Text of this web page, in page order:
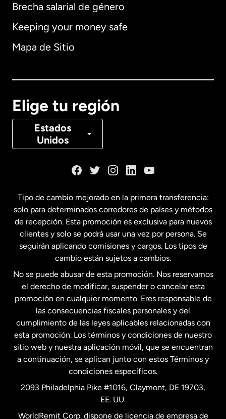
Brecha salarial de género
Keeping your money safe
Mapa de Sitio
Elige tu región
Estados
Unidos
Alemania
Canadá Français
Estados Unidos English
Estados Unidos Español
Francia
Malasia
Nueva Zelanda
Países Bajos
Tipo de cambio mejorado en la primera transferencia:
solo para determinados corredores de países y métodos
de recepción. Esta promoción es exclusiva para nuevos
clientes y solo se podrá usar una vez por persona. Se
seguirán aplicando comisiones y cargos. Los tipos de
cambio están sujetos a cambios.
No se puede abusar de esta promoción. Nos reservamos
el derecho de modificar, suspender o cancelar esta
promoción en cualquier momento. Eres responsable de
las consecuencias fiscales personales y del
cumplimiento de las leyes aplicables relacionadas con
esta promoción. Los términos y condiciones de nuestro
sitio web y nuestra aplicación móvil, que se encuentran
a continuación, se aplican junto con estos Términos y
condiciones específicos.
2093 Philadelphia Pike #1016, Claymont, DE 19703,
EE. UU.
WorldRemit Corp. dispone de licencia de empresa de